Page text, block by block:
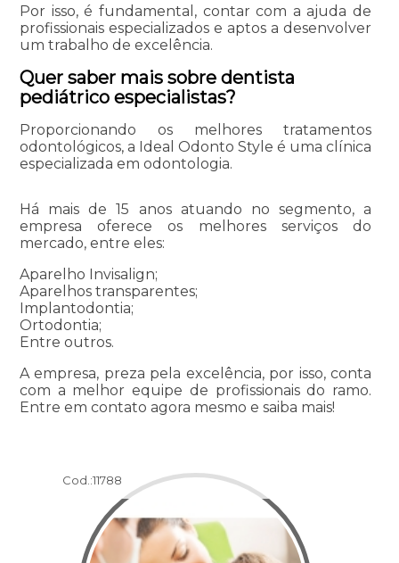
Por isso, é fundamental, contar com a ajuda de
profissionais especializados e aptos a desenvolver
um trabalho de excelência.
Quer saber mais sobre dentista
pediátrico especialistas?
Proporcionando os melhores tratamentos
odontológicos, a Ideal Odonto Style é uma clínica
especializada em odontologia.
Há mais de 15 anos atuando no segmento, a
empresa oferece os melhores serviços do
mercado, entre eles:
Aparelho Invisalign;
Aparelhos transparentes;
Implantodontia;
Ortodontia;
Entre outros.
A empresa, preza pela excelência, por isso, conta
com a melhor equipe de profissionais do ramo.
Entre em contato agora mesmo e saiba mais!
Cod.:11788